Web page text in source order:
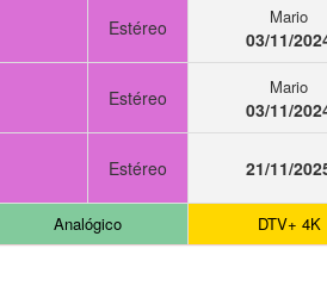
Estéreo Mario
03/11/
Estéreo Mario
03/11/
Estéreo 21/11/
Analógico DTV+ 4K